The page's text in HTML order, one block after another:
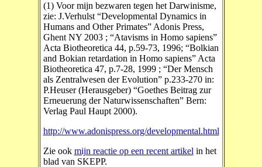
(1) Voor mijn bezwaren tegen het Darwinisme,
zie: J.Verhulst “Developmental Dynamics in
Humans and Other Primates” Adonis Press,
Ghent NY 2003 ; “Atavisms in Homo sapiens”
Acta Biotheoretica 44, p.59-73, 1996; “Bolkian
and Bokian retardation in Homo sapiens” Acta
Biotheoretica 47, p.7-28, 1999 ; “Der Mensch
als Zentralwesen der Evolution” p.233-270 in:
P.Heuser (Herausgeber) “Goethes Beitrag zur
Erneuerung der Naturwissenschaften” Bern:
Verlag Paul Haupt 2000).
http://www.adonispress.org/developmental.html
Zie ook mijn reactie op een recent artikelin het
blad van SKEPP.